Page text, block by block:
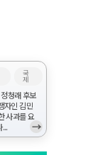
국
제
청래 후보
자인 김민
사과를 요
→